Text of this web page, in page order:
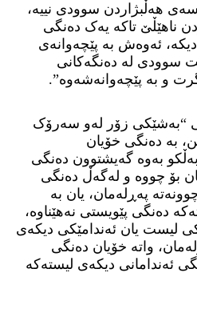
هەڵبژاردن سوودی نییە،
ناهێڵێ تاکە یەک دەنگی
دیکە، ئەوەش بە پێچەوانەی
سوودی لە دەنگەکانی
و بە پێچەوانەشەوە”.
“بەشێکی زۆر لەو سەرۆک
بە دەنگی خۆیان
بەوە گەیشتوون دەنگی
بۆ چووە و لەگەڵ دەنگی
پەڕلەمان، یان بە
دەنگی پێویستی نەهێناوە،
لیست یان ئەندامێکی دیکەی
واتە خۆیان دەنگی
ئەندامانی دیکەی لیستەکە